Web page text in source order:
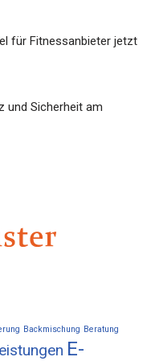
für Fitnessanbieter jetzt
und Sicherheit am
Backmischung Beratung
E-